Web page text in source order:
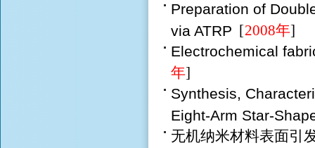
Preparation of
via ATRP [2008年]
Electrochemical
年]
Synthesis,
Eight-Arm Star-
无机纳米材料表面引